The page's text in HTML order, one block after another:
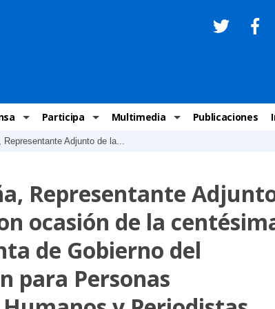
Humanos
Recomendaciones DH
BJDH
Puntal
Comunicados Nacionales
cartas ONU-DH
DH
Participa
Invitaciones
Multimedia
Infografías
Vídeos
Audios
Campañas
Publicaciones
Adjunto de la...
Representante
ocasión de la
de Gobierno del
para Personas